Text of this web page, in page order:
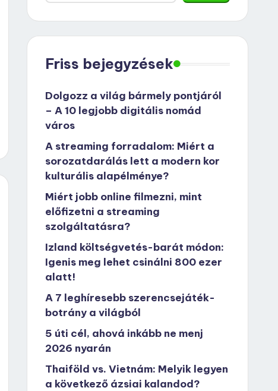
Friss bejegyzések
Dolgozz a világ bármely pontjáról
– A 10 legjobb digitális nomád
város
A streaming forradalom: Miért a
sorozatdarálás lett a modern kor
kulturális alapélménye?
Miért jobb online filmezni, mint
előfizetni a streaming
szolgáltatásra?
Izland költségvetés-barát módon:
Igenis meg lehet csinálni 800 ezer
alatt!
A 7 leghíresebb szerencsejáték-
botrány a világból
5 úti cél, ahová inkább ne menj
2026 nyarán
Thaiföld vs. Vietnám: Melyik legyen
a következő ázsiai kalandod?